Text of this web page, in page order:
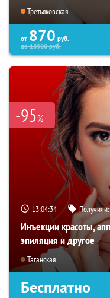
Третьяковская
от 870 руб.
до18900руб.
-95%
13:04:33
Инъекции красоты,
эпиляция и другое
Таганская
Бесплатно